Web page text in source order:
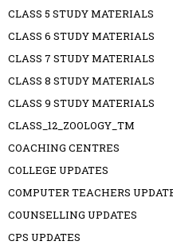
CLASS 5 STUDY MATERIALS
CLASS 6 STUDY MATERIALS
CLASS 7 STUDY MATERIALS
CLASS 8 STUDY MATERIALS
CLASS 9 STUDY MATERIALS
CLASS_12_ZOOLOGY_TM
COACHING CENTRES
COLLEGE UPDATES
COMPUTER TEACHERS
COUNSELLING UPDATES
CPS UPDATES